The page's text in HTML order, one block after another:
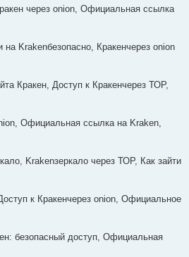
через onion, Официальная ссылка
на Krakenбезопасно, Кракенчерез onion
Кракен, Доступ к Кракенчерез ТОР,
Официальная ссылка на Kraken,
Krakenзеркало через ТОР, Как зайти
к Кракенчерез onion, Официальное
безопасный доступ, Официальная